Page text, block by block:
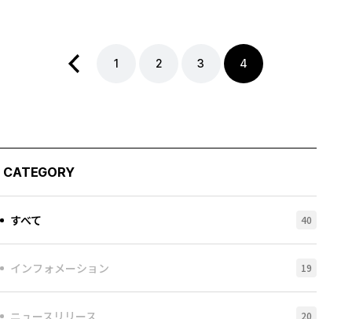
CATEGORY
すべて 40
インフォメーション 19
ニュースリリース 20
1 2 3 4